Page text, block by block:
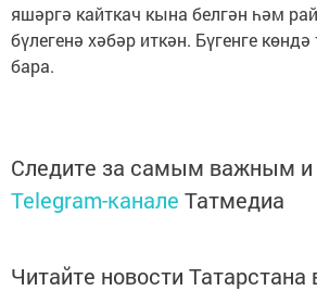
яшәргә кайткач кына белгән һәм
бүлегенә хәбәр иткән. Бүгенге
бара.
Следите за самым важным
Telegram-канале Татмедиа
Читайте новости Татарстана